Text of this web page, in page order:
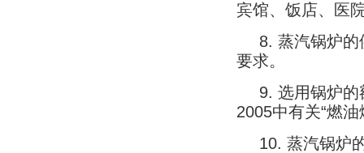
宾馆、饭店、医
8. 蒸汽锅炉的
要求。
9. 选用锅炉的
2005中有关“燃油
10. 蒸汽锅炉